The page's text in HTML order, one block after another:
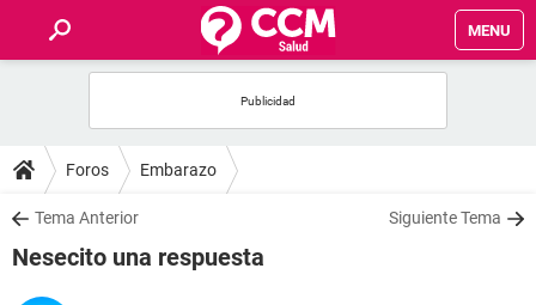
MENU
FOROS
SALUD
Foros Embarazo
Tema Anterior Siguiente Tema
Nesecito una respuesta